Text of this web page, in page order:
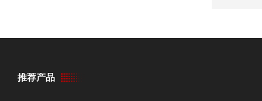
推荐产品